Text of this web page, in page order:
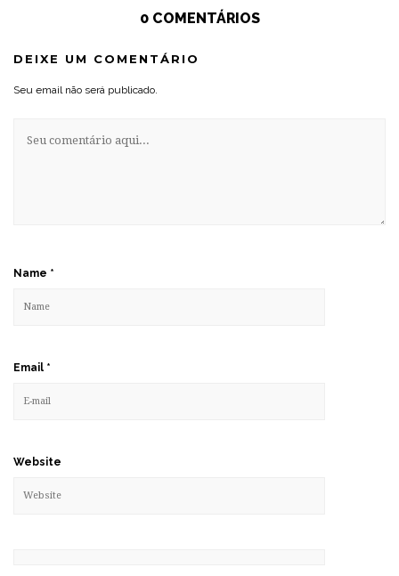
0 COMENTÁRIOS
DEIXE UM COMENTÁRIO
Seu email não será publicado.
Name *
Email *
Website